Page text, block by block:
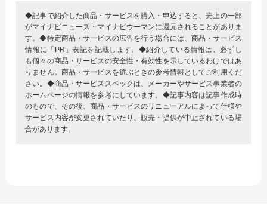
◆記事で紹介した商品・サービスを購入・申込すると、売上の一部
がマイナビニュース・マイナビウーマンに還元されることがありま
す。◆特定商品・サービスの広告を行う場合には、商品・サービス
情報に「PR」表記を記載します。◆紹介している情報は、必ずし
も個々の商品・サービスの安全性・有効性を示しているわけではあ
りません。商品・サービスを選ぶときの参考情報としてご利用くだ
さい。◆商品・サービススペックは、メーカーやサービス事業者の
ホームページの情報を参考にしています。◆記事内容は記事作成時
のもので、その後、商品・サービスのリニューアルによって仕様や
サービス内容が変更されていたり、販売・提供が中止されている場
合があります。